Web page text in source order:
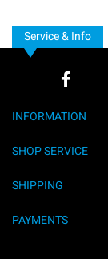
Service & Info
INFORMATION
SHOP SERVICE
SHIPPING
PAYMENTS